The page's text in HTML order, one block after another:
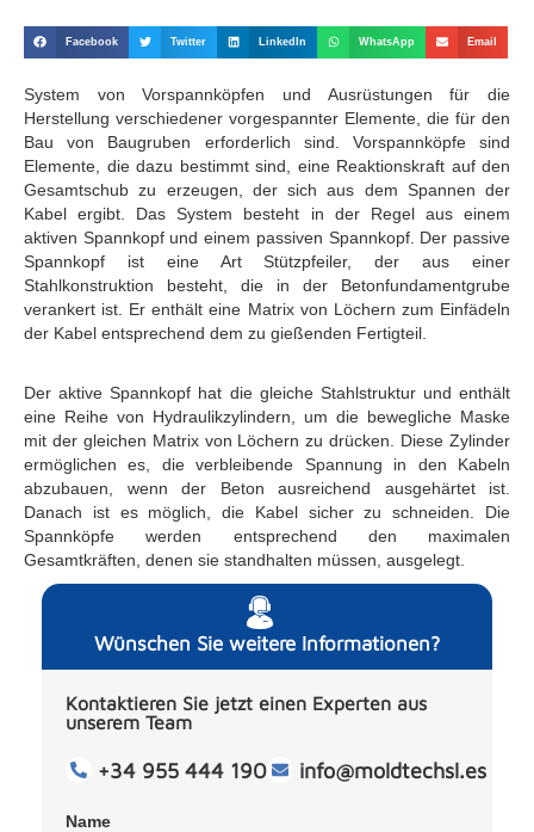
Facebook Twitter LinkedIn WhatsApp Email
System von Vorspannköpfen und Ausrüstungen für die
Herstellung verschiedener vorgespannter Elemente, die für den
Bau von Baugruben erforderlich sind. Vorspannköpfe sind
Elemente, die dazu bestimmt sind, eine Reaktionskraft auf den
Gesamtschub zu erzeugen, der sich aus dem Spannen der
Kabel ergibt. Das System besteht in der Regel aus einem
aktiven Spannkopf und einem passiven Spannkopf. Der passive
Spannkopf ist eine Art Stützpfeiler, der aus einer
Stahlkonstruktion besteht, die in der Betonfundamentgrube
verankert ist. Er enthält eine Matrix von Löchern zum Einfädeln
der Kabel entsprechend dem zu gießenden Fertigteil.
Der aktive Spannkopf hat die gleiche Stahlstruktur und enthält
eine Reihe von Hydraulikzylindern, um die bewegliche Maske
mit der gleichen Matrix von Löchern zu drücken. Diese Zylinder
ermöglichen es, die verbleibende Spannung in den Kabeln
abzubauen, wenn der Beton ausreichend ausgehärtet ist.
Danach ist es möglich, die Kabel sicher zu schneiden. Die
Spannköpfe werden entsprechend den maximalen
Gesamtkräften, denen sie standhalten müssen, ausgelegt.
Wünschen Sie weitere Informationen?
Kontaktieren Sie jetzt einen Experten aus
unserem Team
+34 955 444 190 info@moldtechsl.es
Name